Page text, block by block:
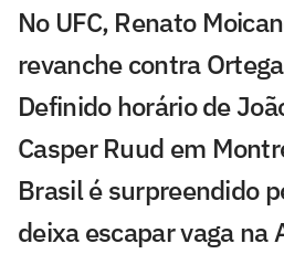
No UFC, Renato
revanche contra Ortega
Definido horário de
Casper Ruud em
Brasil é surpreendido
deixa escapar vaga na